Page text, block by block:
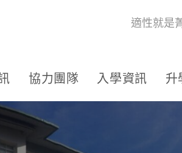
適性就是
協力團隊 入學資訊 升